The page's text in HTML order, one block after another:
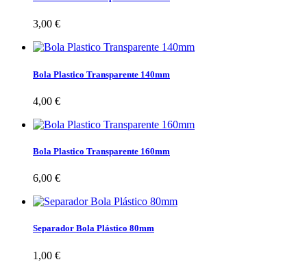
3,00 €
Bola Plastico Transparente 140mm
4,00 €
Bola Plastico Transparente 160mm
6,00 €
Separador Bola Plástico 80mm
1,00 €